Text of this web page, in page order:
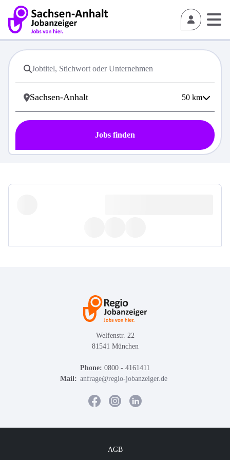
50 km
Jobs finden
Welfenstr. 22
81541 München
Phone: 0800 - 4161411
Mail: anfrage@regio-jobanzeiger.de
AGB